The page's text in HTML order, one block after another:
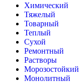
Химический
Тяжелый
Товарный
Теплый
Сухой
Ремонтный
Растворы
Морозостойкий
Монолитный